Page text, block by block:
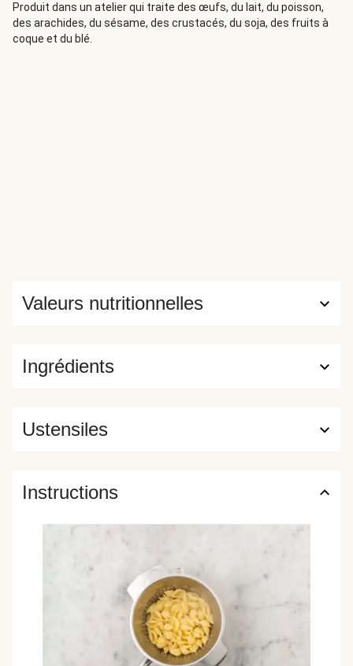
Produit dans un atelier qui traite des œufs, du lait, du poisson,
des arachides, du sésame, des crustacés, du soja, des fruits à
coque et du blé.
Ingrédients
Valeurs nutritionnelles
Ustensiles
Instructions